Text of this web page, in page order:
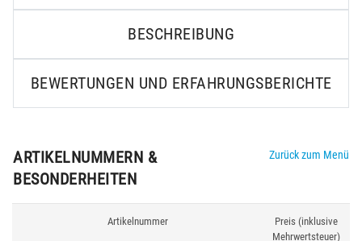
BESCHREIBUNG
BEWERTUNGEN UND ERFAHRUNGSBERICHTE
ARTIKELNUMMERN &
BESONDERHEITEN
Zurück zum Menü
Artikelnummer
Preis (inklusive
Mehrwertsteuer)